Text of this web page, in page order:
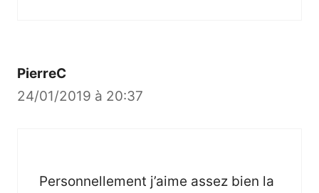
PierreC
24/01/2019 à 20:37
Personnellement j’aime assez bien la